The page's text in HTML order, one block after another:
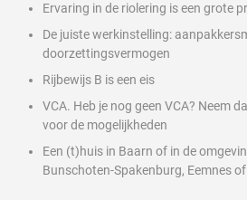
Ervaring in de riolering is een grote
De juiste werkinstelling:
doorzettingsvermogen
Rijbewijs B is een eis
VCA. Heb je nog geen VCA? Neem
voor de mogelijkheden
Een (t)huis in Baarn of in de
Bunschoten-Spakenburg, Eemnes